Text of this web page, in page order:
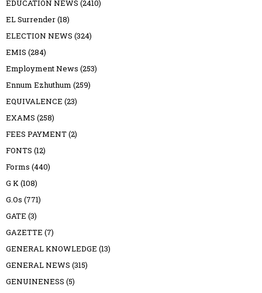
EDUCATION NEWS (2410)
EL Surrender(18)
ELECTION NEWS (324)
EMIS (284)
Employment News (253)
Ennum Ezhuthum (259)
EQUIVALENCE (23)
EXAMS (258)
FEES PAYMENT(2)
FONTS (12)
Forms (440)
G K (108)
G.Os (771)
GATE (3)
GAZETTE (7)
GENERAL KNOWLEDGE (13)
GENERAL NEWS (315)
GENUINENESS (5)